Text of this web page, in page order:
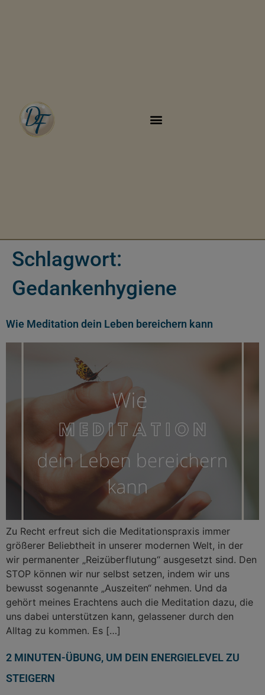
Schlagwort:
Gedankenhygiene
Wie Meditation dein Leben bereichern kann
Zu Recht erfreut sich die Meditationspraxis immer
größerer Beliebtheit in unserer modernen Welt, in der
wir permanenter „Reizüberflutung“ ausgesetzt sind. Den
STOP können wir nur selbst setzen, indem wir uns
bewusst sogenannte „Auszeiten“ nehmen. Und da
gehört meines Erachtens auch die Meditation dazu, die
uns dabei unterstützen kann, gelassener durch den
Alltag zu kommen. Es […]
2 MINUTEN-ÜBUNG, UM DEIN ENERGIELEVEL ZU
STEIGERN